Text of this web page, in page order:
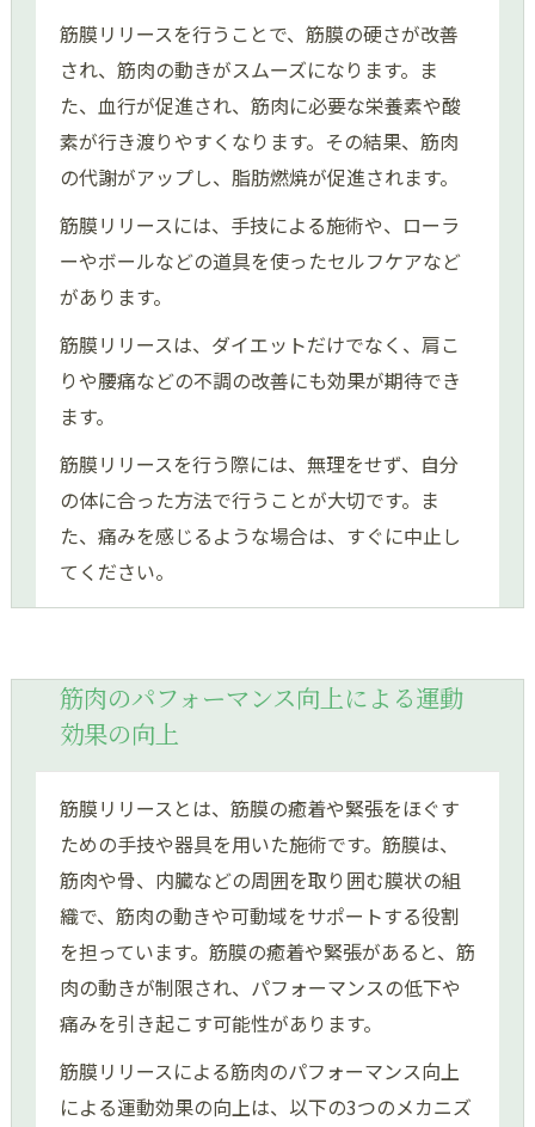
筋膜リリースを行うことで、筋膜の硬さが改善
され、筋肉の動きがスムーズになります。ま
た、血行が促進され、筋肉に必要な栄養素や酸
素が行き渡りやすくなります。その結果、筋肉
の代謝がアップし、脂肪燃焼が促進されます。
筋膜リリースには、手技による施術や、ローラ
ーやボールなどの道具を使ったセルフケアなど
があります。
筋膜リリースは、ダイエットだけでなく、肩こ
りや腰痛などの不調の改善にも効果が期待でき
ます。
筋膜リリースを行う際には、無理をせず、自分
の体に合った方法で行うことが大切です。ま
た、痛みを感じるような場合は、すぐに中止し
てください。
筋肉のパフォーマンス向上による運動
効果の向上
筋膜リリースとは、筋膜の癒着や緊張をほぐす
ための手技や器具を用いた施術です。筋膜は、
筋肉や骨、内臓などの周囲を取り囲む膜状の組
織で、筋肉の動きや可動域をサポートする役割
を担っています。筋膜の癒着や緊張があると、筋
肉の動きが制限され、パフォーマンスの低下や
痛みを引き起こす可能性があります。
筋膜リリースによる筋肉のパフォーマンス向上
による運動効果の向上は、以下の3つのメカニズ